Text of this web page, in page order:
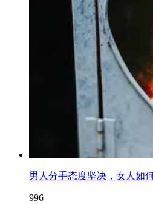
男人分手态度坚决，女人如
996